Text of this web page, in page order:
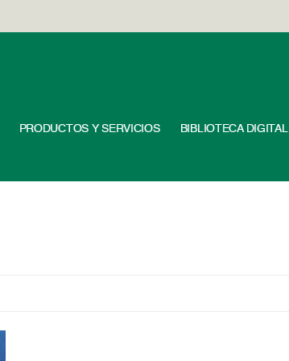
PRODUCTOS Y SERVICIOS BIBLIOTECA DIGITAL